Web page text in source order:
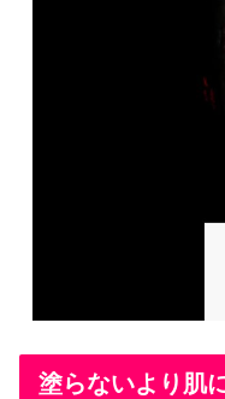
塗らないより肌